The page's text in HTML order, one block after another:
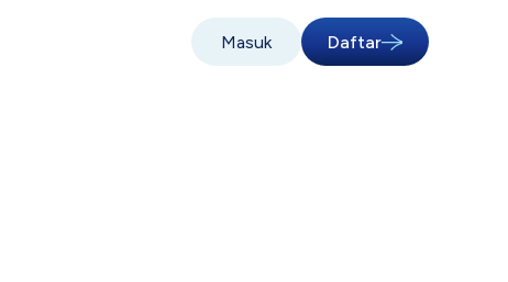
Masuk Daftar